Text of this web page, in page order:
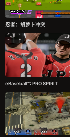
忍者：胡萝卜冲突
eBaseball™: PRO SPIRIT